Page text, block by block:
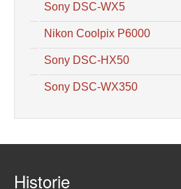
Sony DSC-WX5
Nikon Coolpix P6000
Sony DSC-HX50
Sony DSC-WX350
Historie